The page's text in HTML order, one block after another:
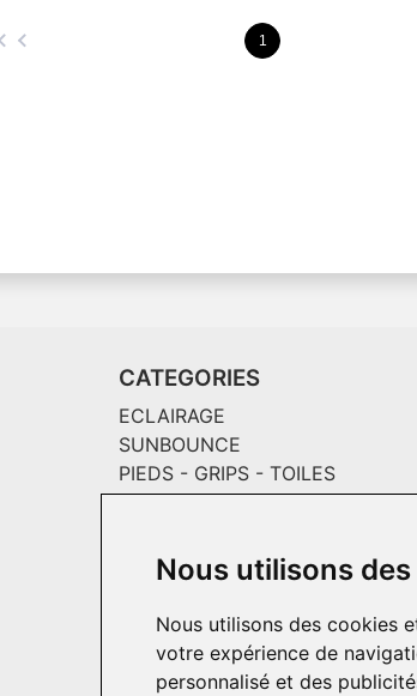
Nous utilisons
Nous utilisons des cookies
votre expérience de
personnalisé et des
1
CATEGORIES
ECLAIRAGE
SUNBOUNCE
PIEDS - GRIPS - TOILES
MAGLINER CHARIOTS
EFFETS SPECIAUX ET
INCRUSTATION
PASSECABLE
HOME PRODUCT